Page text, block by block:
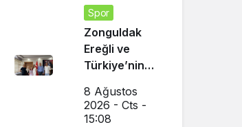
Spor
Zonguldak
Ereğli ve
Türkiye’nin
8 Ağustos
2026 - Cts -
15:08